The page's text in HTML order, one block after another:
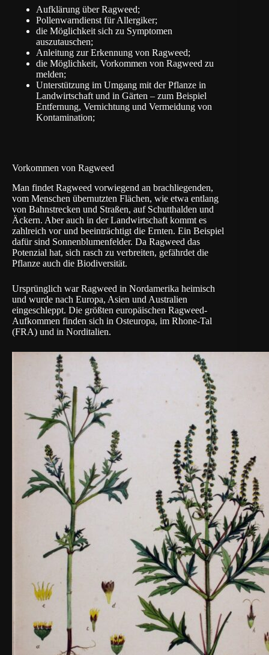
Aufklärung über Ragweed;
Pollenwarndienst für Allergiker;
die Möglichkeit sich zu Symptomen
auszutauschen;
Anleitung zur Erkennung von Ragweed;
die Möglichkeit, Vorkommen von Ragweed zu
melden;
Unterstützung im Umgang mit der Pflanze in
Landwirtschaft und in Gärten – zum Beispiel
Entfernung, Vernichtung und Vermeidung von
Kontamination;
Vorkommen von Ragweed
Man findet Ragweed vorwiegend an brachliegenden,
vom Menschen übernutzten Flächen, wie etwa entlang
von Bahnstrecken und Straßen, auf Schutthalden und
Äckern. Aber auch in der Landwirtschaft kommt es
zahlreich vor und beeinträchtigt die Ernten. Ein Beispiel
dafür sind Sonnenblumenfelder. Da Ragweed das
Potenzial hat, sich rasch zu verbreiten, gefährdet die
Pflanze auch die Biodiversität.
Ursprünglich war Ragweed in Nordamerika heimisch
und wurde nach Europa, Asien und Australien
eingeschleppt. Die größten europäischen Ragweed-
Aufkommen finden sich in Osteuropa, im Rhone-Tal
(FRA) und in Norditalien.